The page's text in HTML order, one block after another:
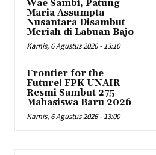
Wae Sambi, Patung
Maria Assumpta
Nusantara Disambut
Meriah di Labuan Bajo
Kamis, 6 Agustus 2026 - 13:10
Frontier for the
Future! FPK UNAIR
Resmi Sambut 275
Mahasiswa Baru 2026
Kamis, 6 Agustus 2026 - 13:00